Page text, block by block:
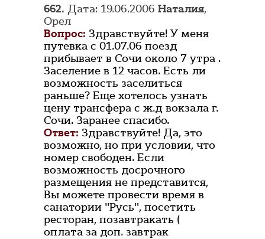
662. Дата: 19.06.2006 Наталия,
Орел
Вопрос: Здравствуйте! У меня
путевка с 01.07.06 поезд
прибывает в Сочи около 7 утра .
Заселение в 12 часов. Есть ли
возможность заселиться
раньше? Еще хотелось узнать
цену трансфера с ж.д вокзала г.
Сочи. Заранее спасибо.
Ответ: Здравствуйте! Да, это
возможно, но при условии, что
номер свободен. Если
возможность досрочного
размещения не представится,
Вы можете провести время в
санатории "Русь", посетить
ресторан, позавтракать (
оплата за доп. завтрак